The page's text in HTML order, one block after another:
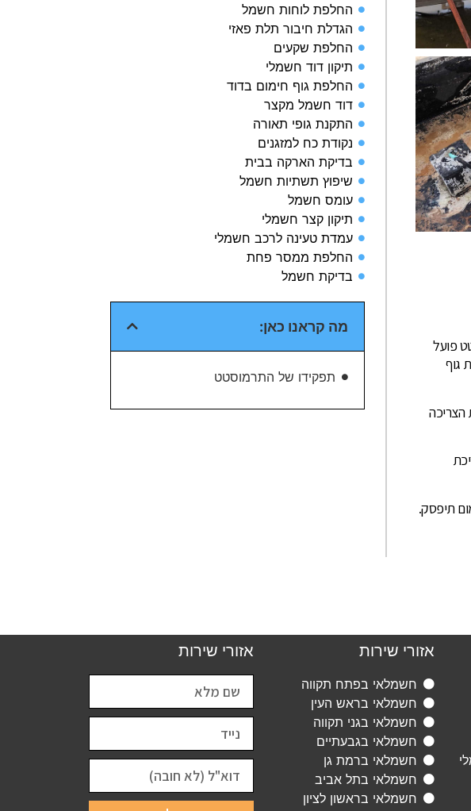
פועל
גוף
הצריכה
תיפסק.
החלפת לוחות חשמל
הגדלת חיבור תלת פאזי
החלפת שקעים
תיקון דוד חשמלי
החלפת גוף חימום בדוד
דוד חשמל מקצר
התקנת גופי תאורה
נקודת כח למזגנים
בדיקת הארקה בבית​
שיפוץ תשתיות חשמל​
עומס חשמל​
תיקון קצר חשמלי​
עמדת טעינה לרכב חשמלי​
החלפת ממסר פחת​
בדיקת חשמל​
מה קראנו כאן:
תפקידו של התרמוסטט
אזורי שירות
חשמלאי בפתח תקווה
חשמלאי בראש העין
חשמלאי בגני תקווה
חשמלאי בגבעתיים
חשמלאי ברמת גן
חשמלאי בתל אביב
חשמלאי בראשון לציון
אזורי שירות